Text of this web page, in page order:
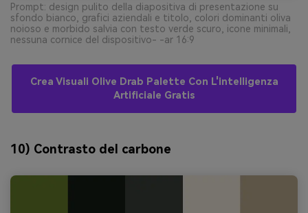
Prompt: design pulito della diapositiva di presentazione su
sfondo bianco, grafici aziendali e titolo, colori dominanti oliva
noioso e morbido salvia con testo verde scuro, icone minimali,
nessuna cornice del dispositivo- -ar 16:9
Crea Visuali Olive Drab Palette Con L'intelligenza
Artificiale Gratis
10) Contrasto del carbone